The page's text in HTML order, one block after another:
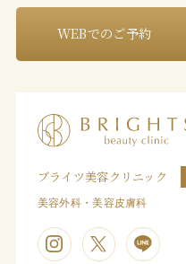
WEBでのご予約
ブライツ美容クリニック
美容外科・美容皮膚科